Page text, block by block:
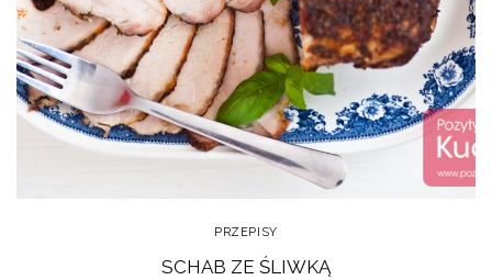
PRZEPISY
SCHAB ZE ŚLIWKĄ